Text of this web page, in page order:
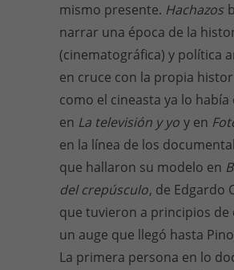
mismo presente. Hachazos
narrar una época de la
(cinematográfica) y política
en cruce con la propia
como el cineasta ya lo había
en La televisión y yo y en
en la línea de los
que hallaron su modelo en
del crepúsculo, de Edgardo
que tuvieron a principios de
un auge que llegó hasta
La primera persona en lo